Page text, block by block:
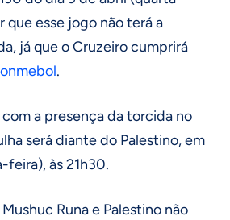
que esse jogo não terá a
já que o Cruzeiro cumprirá
.
a presença da torcida no
será diante do Palestino, em
feira), às 21h30.
Runa e Palestino não